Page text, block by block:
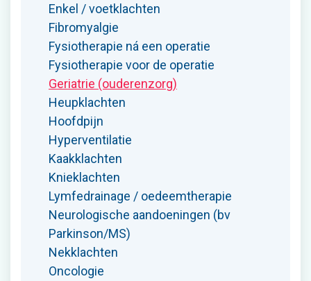
Enkel / voetklachten
Fibromyalgie
Fysiotherapie ná een operatie
Fysiotherapie voor de operatie
Geriatrie (ouderenzorg)
Heupklachten
Hoofdpijn
Hyperventilatie
Kaakklachten
Knieklachten
Lymfedrainage / oedeemtherapie
Neurologische aandoeningen (bv
Parkinson/MS)
Nekklachten
Oncologie